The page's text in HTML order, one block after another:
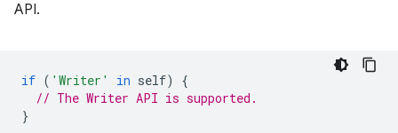
API.
if ( 'Writer' in self)
{
// The Writer API is supported.
}